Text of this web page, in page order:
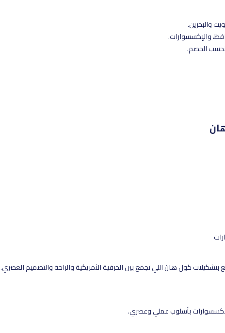
والإكسسوارات.
الخصم.
كول هان اللي تجمع بين الحرفية الأمريكية والراحة والتصميم العصري.
بأسلوب عملي وعصري.